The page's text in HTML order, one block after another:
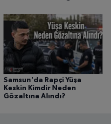
Samsun'da Rapçi Yüşa
Keskin Kimdir Neden
Gözaltına Alındı?